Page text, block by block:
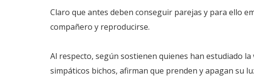
Claro que antes deben conseguir parejas y para ello
compañero y reproducirse.
Al respecto, según sostienen quienes han estudiado
simpáticos bichos, afirman que prenden y apagan su